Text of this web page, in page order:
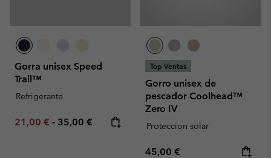
Gorra unisex Speed
Trail™
Refrigerante
Minimum sale price:
21,00 € - Maximum price:
35,00 €
Top Ventas
Gorro unisex de
pescador Coolhead™
Zero IV
Proteccion solar
Regular price:
45,00 €